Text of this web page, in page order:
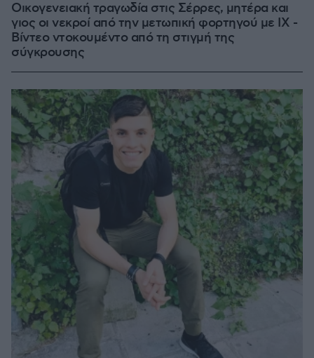
Οικογενειακή τραγωδία στις Σέρρες, μητέρα και
γιος οι νεκροί από την μετωπική φορτηγού με ΙΧ -
Βίντεο ντοκουμέντο από τη στιγμή της
σύγκρουσης